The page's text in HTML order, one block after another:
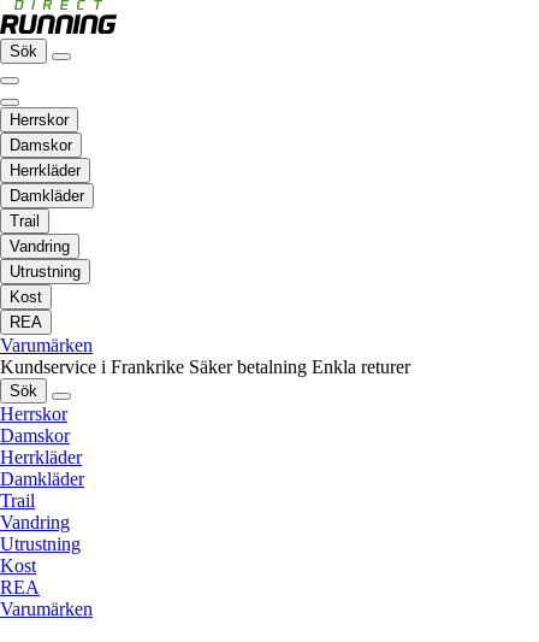
Sök
Herrskor
Damskor
Herrkläder
Damkläder
Trail
Vandring
Utrustning
Kost
REA
Varumärken
Kundservice i Frankrike Säker betalning Enkla returer
Sök
Herrskor
Damskor
Herrkläder
Damkläder
Trail
Vandring
Utrustning
Kost
REA
Varumärken